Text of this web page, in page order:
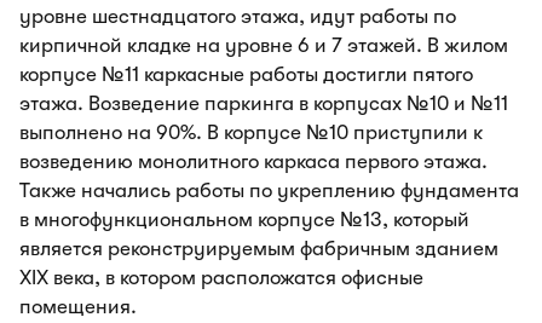
уровне шестнадцатого этажа, идут работы по
кирпичной кладке на уровне 6 и 7 этажей. В жилом
корпусе №11 каркасные работы достигли пятого
этажа. Возведение паркинга в корпусах №10 и №11
выполнено на 90%. В корпусе №10 приступили к
возведению монолитного каркаса первого этажа.
Также начались работы по укреплению фундамента
в многофункциональном корпусе №13, который
является реконструируемым фабричным зданием
XIX века, в котором расположатся офисные
помещения.